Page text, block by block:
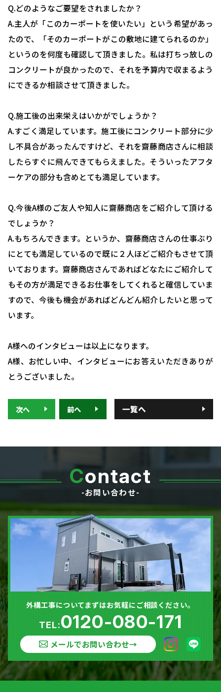
■ 料金シミュレーション
■ 施工事例
■ 展示場について
■ 求人サイト
TEL:0120-080-171
岐阜県羽島郡笠松町中川町22 ​
Q.どのようなご要望をされましたか？
A.主人が「このカーポートを使いたい」という希望があっ
たので、「そのカーポートがこの敷地に建てられるのか」
というのを何度も確認して頂きました。私は打ちっ放しの
コンクリートが良かったので、それを予算内で収まるよう
にできるか相談させて頂きました。
Q.施工後の出来栄えはいかがでしょうか？
A.すごく満足しています。施工後にコンクリート部分に少
し不具合があったんですけど、それを齋藤商店さんに相談
したらすぐに飛んできてもらえました。そういったアフタ
ーケアの部分も含めとても満足しています。
Q.今後A様のご友人や知人に齋藤商店をご紹介して頂ける
でしょうか？
A.もちろんできます。というか、齋藤商店さんの仕事ぶり
にとても満足しているので既に２人ほどご紹介もさせて頂
いております。齋藤商店さんであればどなたにご紹介して
もその方が満足できるお仕事をしてくれると確信していま
すので、今後も機会があればどんどん紹介したいと思って
います。
A様へのインタビューは以上になります。
A様、お忙しい中、インタビューにお答えいただきありが
とうございました。
次へ 前へ 一覧へ
Contact
-お問い合わせ-
外構工事についてまずはお気軽にご相談ください。
TEL:0120-080-171
メールでお問い合わせ→